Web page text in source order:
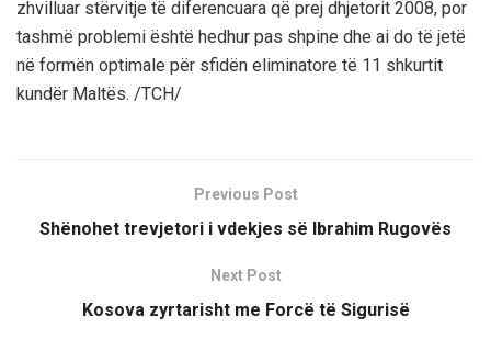
zhvilluar stërvitje të diferencuara që prej dhjetorit 2008, por
tashmë problemi është hedhur pas shpine dhe ai do të jetë
në formën optimale për sfidën eliminatore të 11 shkurtit
kundër Maltës. /TCH/
Previous Post
Shënohet trevjetori i vdekjes së Ibrahim Rugovës
Next Post
Kosova zyrtarisht me Forcë të Sigurisë